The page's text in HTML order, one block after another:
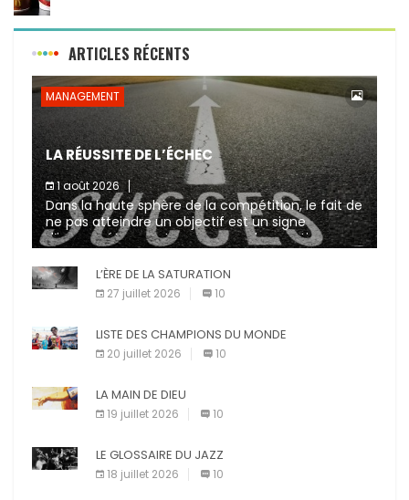
ARTICLES RÉCENTS
MANAGEMENT
LA RÉUSSITE DE L’ÉCHEC
1 août 2026
Dans la haute sphère de la compétition, le fait de
ne pas atteindre un objectif est un signe
d’incompétence et une source de sanctions
diverses (avertissement, […]
L’ÈRE DE LA SATURATION
27 juillet 2026 10
LISTE DES CHAMPIONS DU MONDE
20 juillet 2026 10
LA MAIN DE DIEU
19 juillet 2026 10
LE GLOSSAIRE DU JAZZ
18 juillet 2026 10